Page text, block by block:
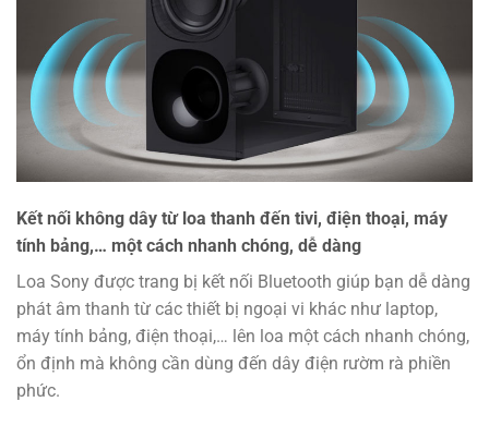
Kết nối không dây từ loa thanh đến tivi, điện thoại, máy
tính bảng,… một cách nhanh chóng, dễ dàng
Loa Sony được trang bị kết nối Bluetooth giúp bạn dễ dàng
phát âm thanh từ các thiết bị ngoại vi khác như laptop,
máy tính bảng, điện thoại,… lên loa một cách nhanh chóng,
ổn định mà không cần dùng đến dây điện rườm rà phiền
phức.